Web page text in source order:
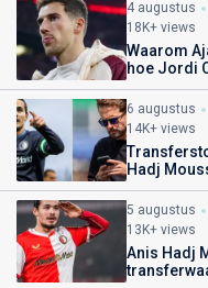
4 augustus
18K+ views
Waarom
hoe Jordi
6 augustus
14K+ views
Hadj
5 augustus
13K+ views
Anis Hadj